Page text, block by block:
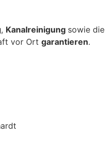
, Kanalreinigung sowie die
vor Ort garantieren.